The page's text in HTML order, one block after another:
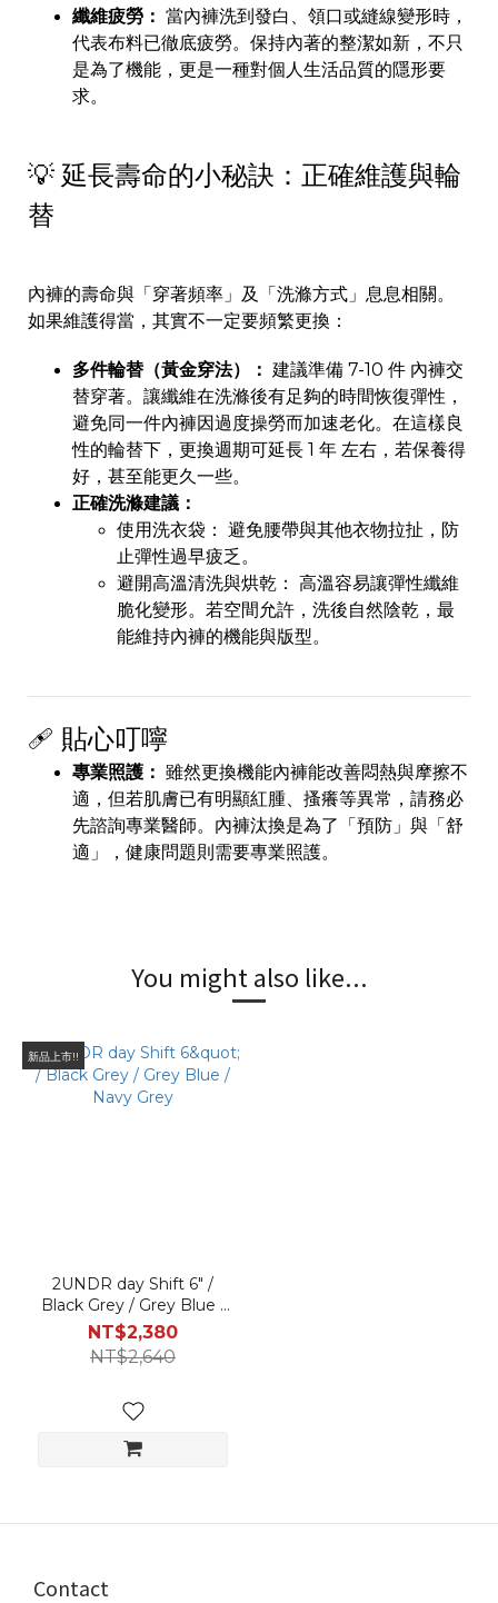
纖維疲勞： 當內褲洗到發白、領口或縫線變形時，
代表布料已徹底疲勞。保持內著的整潔如新，不只
是為了機能，更是一種對個人生活品質的隱形要
求。
💡 延長壽命的小秘訣：正確維護與輪
替
內褲的壽命與「穿著頻率」及「洗滌方式」息息相關。
如果維護得當，其實不一定要頻繁更換：
多件輪替（黃金穿法）： 建議準備 7-10 件 內褲交
替穿著。讓纖維在洗滌後有足夠的時間恢復彈性，
避免同一件內褲因過度操勞而加速老化。在這樣良
性的輪替下，更換週期可延長 1 年 左右，若保養得
好，甚至能更久一些。
正確洗滌建議：
使用洗衣袋： 避免腰帶與其他衣物拉扯，防
止彈性過早疲乏。
避開高溫清洗與烘乾： 高溫容易讓彈性纖維
脆化變形。若空間允許，洗後自然陰乾，最
能維持內褲的機能與版型。
🩹 貼心叮嚀
專業照護： 雖然更換機能內褲能改善悶熱與摩擦不
適，但若肌膚已有明顯紅腫、搔癢等異常，請務必
先諮詢專業醫師。內褲汰換是為了「預防」與「舒
適」，健康問題則需要專業照護。
You might also like...
新品上市!!
2UNDR day Shift 6" /
Black Grey / Grey Blue /
Navy Grey
NT$2,380
NT$2,640
Contact